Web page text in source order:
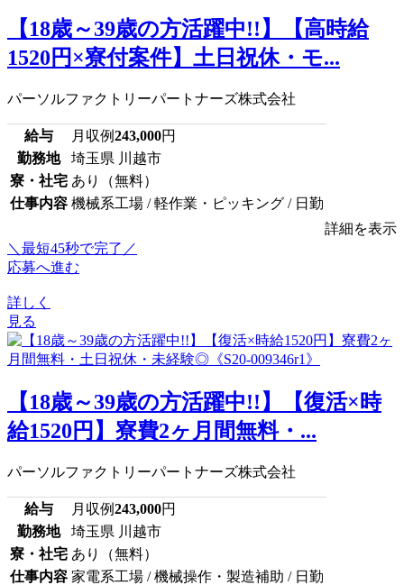
【18歳～39歳の方活躍中!!】【高時給
1520円×寮付案件】土日祝休・モ...
パーソルファクトリーパートナーズ株式会社
給与 月収例243,000円
勤務地
埼玉県 川越市
寮・社宅 あり（無料）
仕事内容 機械系工場 / 軽作業・ピッキング / 日勤
詳細を表示
＼最短45秒で完了／
応募へ進む
詳しく
見る
【18歳～39歳の方活躍中!!】【復活×時
給1520円】寮費2ヶ月間無料・...
パーソルファクトリーパートナーズ株式会社
給与 月収例243,000円
勤務地
埼玉県 川越市
寮・社宅 あり（無料）
仕事内容 家電系工場 / 機械操作・製造補助 / 日勤